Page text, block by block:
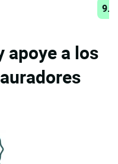
apoye a los